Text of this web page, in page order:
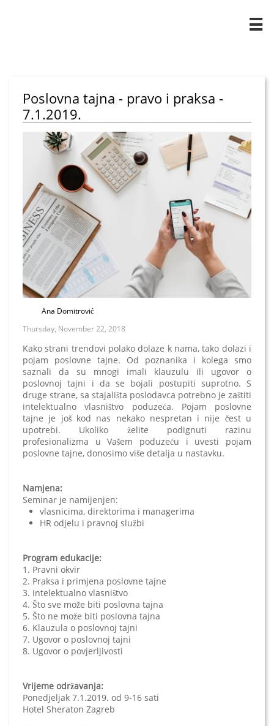

Poslovna tajna - pravo i praksa -
7.1.2019.
Ana Domitrović
Thursday, November 22, 2018
Kako strani trendovi polako dolaze k nama, tako dolazi i
pojam poslovne tajne. Od poznanika i kolega smo
saznali da su mnogi imali klauzulu ili ugovor o
poslovnoj tajni i da se bojali postupiti suprotno. S
druge strane, sa stajališta poslodavca potrebno je zaštiti
intelektualno vlasništvo poduzeća. Pojam poslovne
tajne je još kod nas nekako nespretan i nije čest u
upotrebi. Ukoliko želite podignuti razinu
profesionalizma u Vašem poduzeću i uvesti pojam
poslovne tajne, donosimo više detalja u nastavku.
Namjena:
Seminar je namijenjen:
vlasnicima, direktorima i managerima
HR odjelu i pravnoj službi
Program edukacije:
1. Pravni okvir
2. Praksa i primjena poslovne tajne
3. Intelektualno vlasništvo
4. Što sve može biti poslovna tajna
5. Što ne može biti poslovna tajna
6. Klauzula o poslovnoj tajni
7. Ugovor o poslovnoj tajni
8. Ugovor o povjerljivosti
Vrijeme održavanja:
Ponedjeljak 7.1.2019. od 9-16 sati
Hotel Sheraton Zagreb